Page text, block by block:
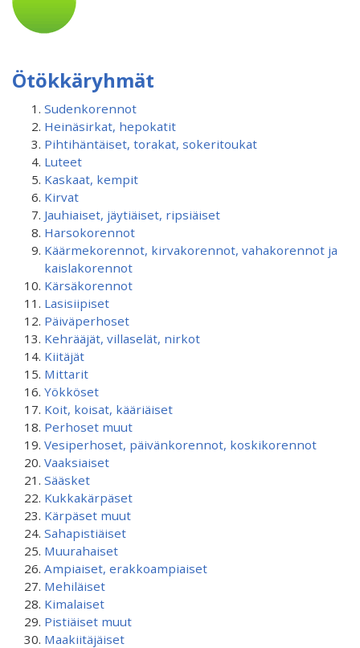
Ötökkäryhmät
Sudenkorennot
Heinäsirkat, hepokatit
Pihtihäntäiset, torakat, sokeritoukat
Luteet
Kaskaat, kempit
Kirvat
Jauhiaiset, jäytiäiset, ripsiäiset
Harsokorennot
Käärmekorennot, kirvakorennot, vahakorennot ja
kaislakorennot
Kärsäkorennot
Lasisiipiset
Päiväperhoset
Kehrääjät, villaselät, nirkot
Kiitäjät
Mittarit
Yökköset
Koit, koisat, kääriäiset
Perhoset muut
Vesiperhoset, päivänkorennot, koskikorennot
Vaaksiaiset
Sääsket
Kukkakärpäset
Kärpäset muut
Sahapistiäiset
Muurahaiset
Ampiaiset, erakkoampiaiset
Mehiläiset
Kimalaiset
Pistiäiset muut
Maakiitäjäiset